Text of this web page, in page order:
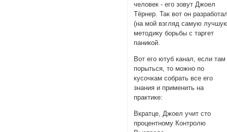
человек - его зовут Джоел
Тёрнер. Так вот он
(на мой взгляд самую
методику борьбы с таргет
паникой.
Вот его ютуб канал, если там
порыться, то можно по
кусочкам собрать все его
знания и применить на
практике:
Вкратце, Джоел учит сто
процентному Контролю